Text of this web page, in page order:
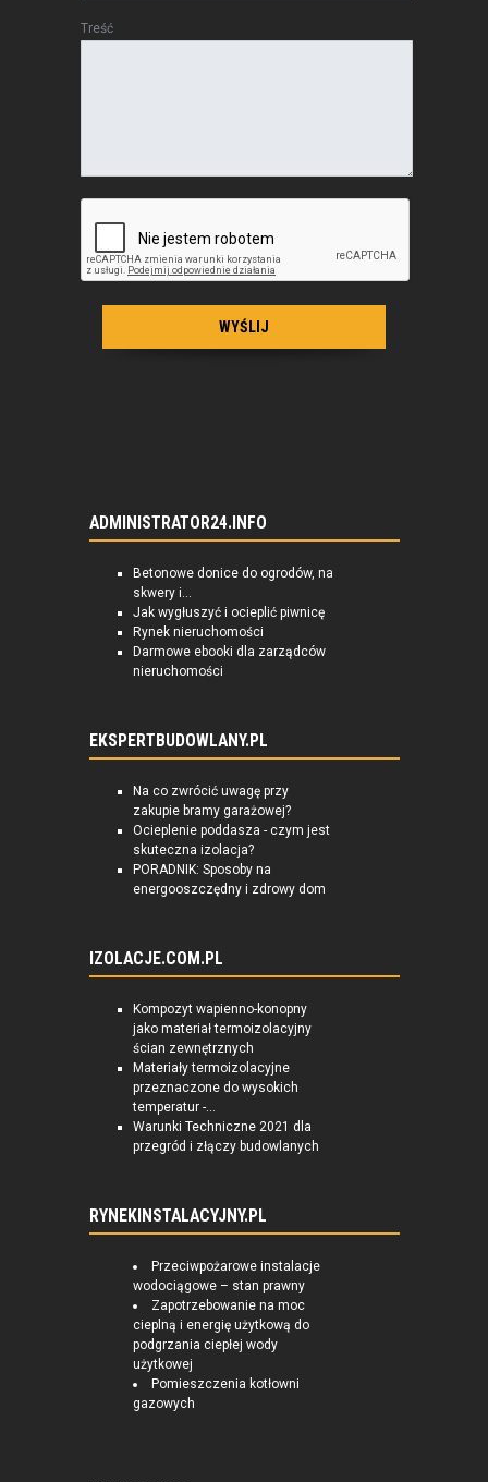
Treść
ADMINISTRATOR24.INFO
Betonowe donice do ogrodów, na
skwery i...
Jak wygłuszyć i ocieplić piwnicę
Rynek nieruchomości
Darmowe ebooki dla zarządców
nieruchomości
EKSPERTBUDOWLANY.PL
Na co zwrócić uwagę przy
zakupie bramy garażowej?
Ocieplenie poddasza - czym jest
skuteczna izolacja?
PORADNIK: Sposoby na
energooszczędny i zdrowy dom
IZOLACJE.COM.PL
Kompozyt wapienno-konopny
jako materiał termoizolacyjny
ścian zewnętrznych
Materiały termoizolacyjne
przeznaczone do wysokich
temperatur -...
Warunki Techniczne 2021 dla
przegród i złączy budowlanych
RYNEKINSTALACYJNY.PL
Przeciwpożarowe instalacje
wodociągowe – stan prawny
Zapotrzebowanie na moc
cieplną i energię użytkową do
podgrzania ciepłej wody
użytkowej
Pomieszczenia kotłowni
gazowych